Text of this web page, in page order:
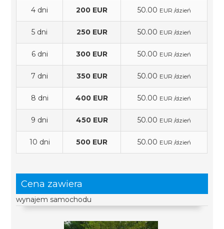
4 dni 200 EUR 50.00 EUR /dzień
5 dni 250 EUR 50.00 EUR /dzień
6 dni 300 EUR 50.00 EUR /dzień
7 dni 350 EUR 50.00 EUR /dzień
8 dni 400 EUR 50.00 EUR /dzień
9 dni 450 EUR 50.00 EUR /dzień
10 dni 500 EUR 50.00 EUR /dzień
Cena zawiera
wynajem samochodu